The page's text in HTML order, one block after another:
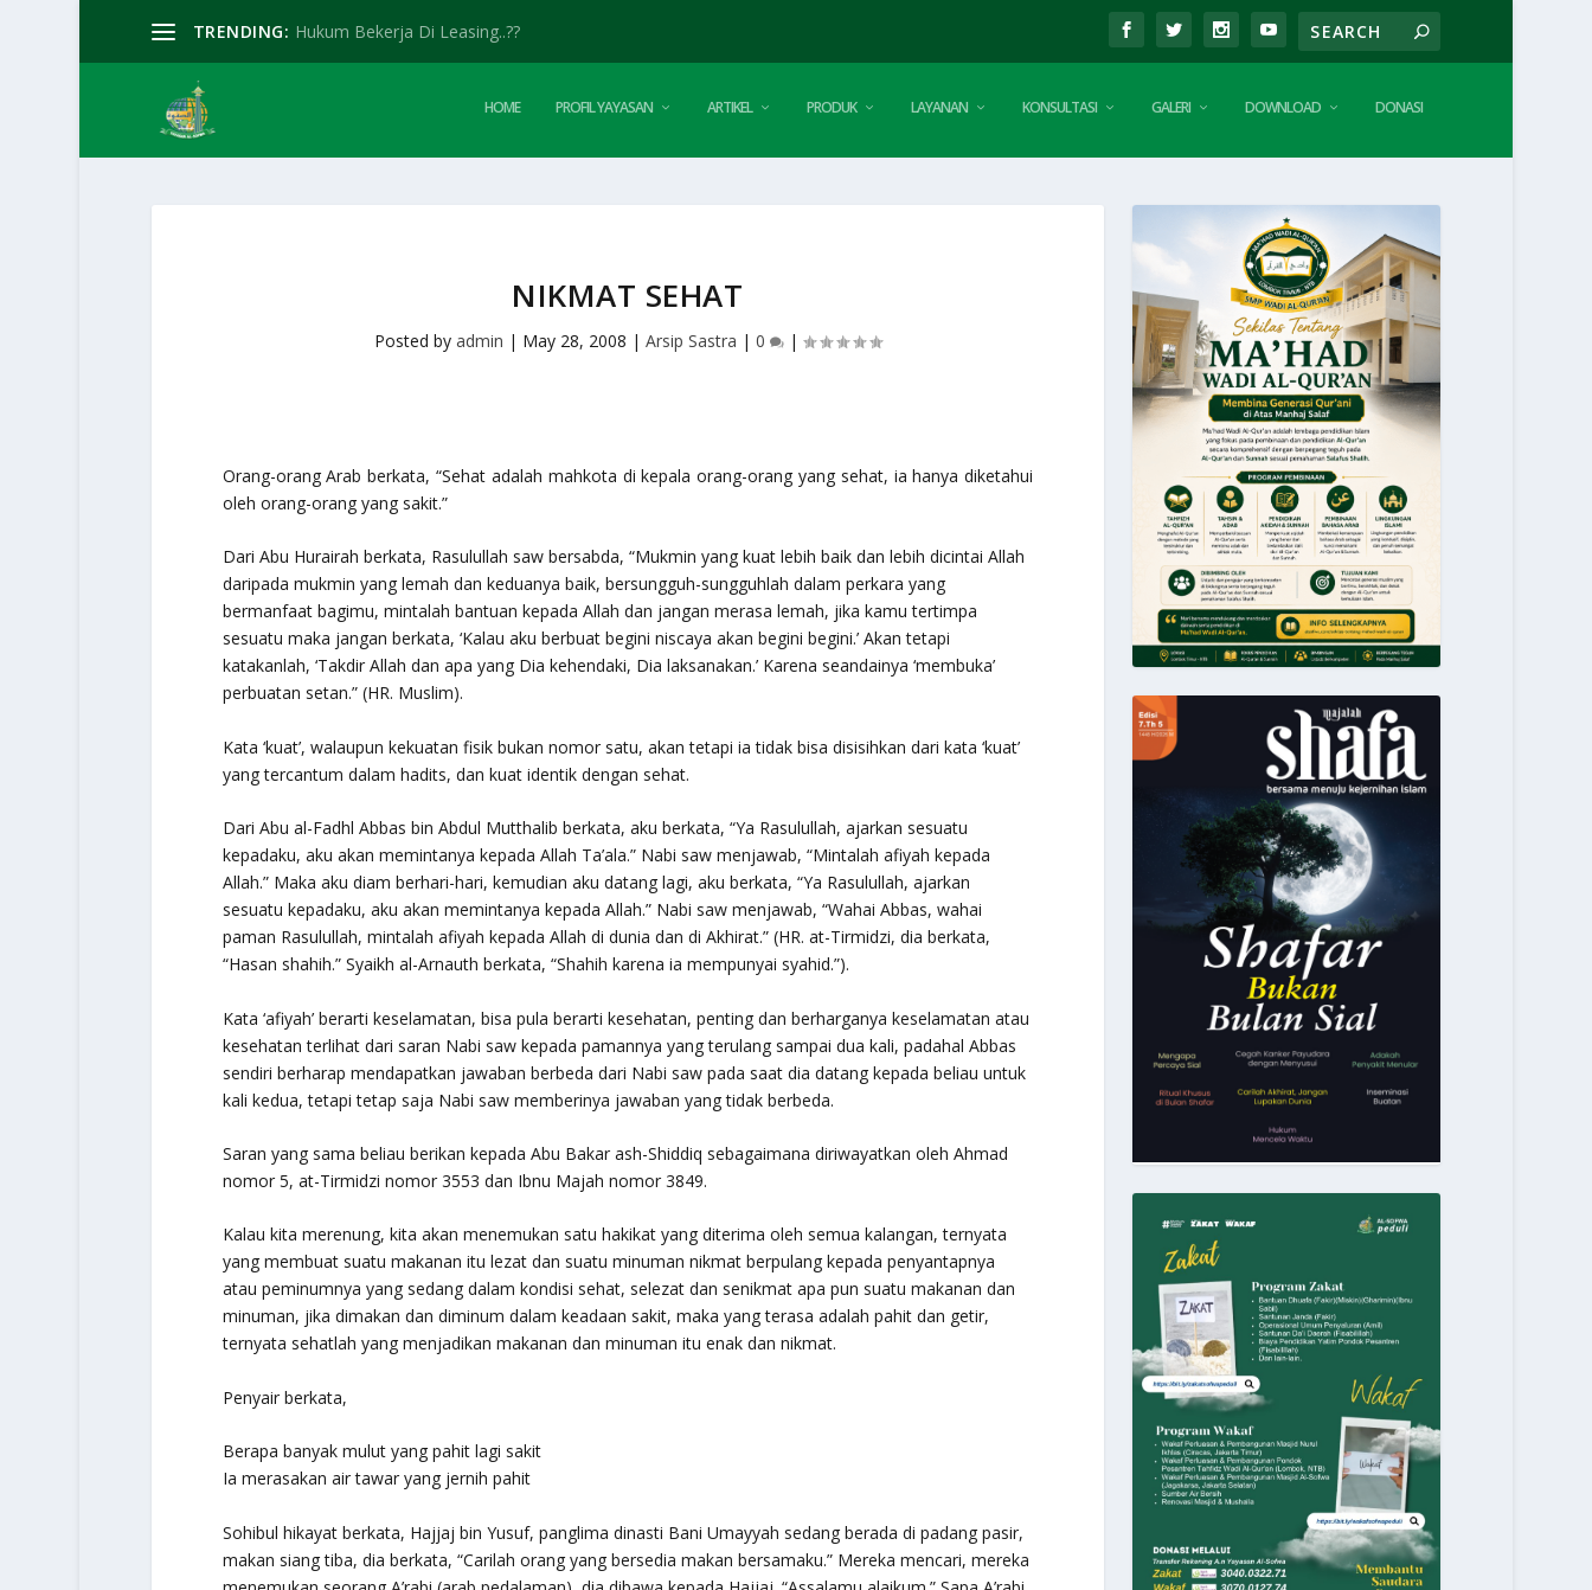
TRENDING: Hukum Bekerja Di Leasing..??
HOME PROFIL YAYASAN ARTIKEL PRODUK LAYANAN KONSULTASI GALERI DOWNLOAD DONASI
NIKMAT SEHAT
Posted by admin | May 28, 2008 | Arsip Sastra | 0 |
Orang-orang Arab berkata, “Sehat adalah mahkota di kepala orang-orang yang sehat, ia hanya diketahui
oleh orang-orang yang sakit.”
Dari Abu Hurairah berkata, Rasulullah saw bersabda, “Mukmin yang kuat lebih baik dan lebih dicintai Allah
daripada mukmin yang lemah dan keduanya baik, bersungguh-sungguhlah dalam perkara yang
bermanfaat bagimu, mintalah bantuan kepada Allah dan jangan merasa lemah, jika kamu tertimpa
sesuatu maka jangan berkata, ‘Kalau aku berbuat begini niscaya akan begini begini.’ Akan tetapi
katakanlah, ‘Takdir Allah dan apa yang Dia kehendaki, Dia laksanakan.’ Karena seandainya ‘membuka’
perbuatan setan.”(HR. Muslim).
Kata ‘kuat’, walaupun kekuatan fisik bukan nomor satu, akan tetapi ia tidak bisa disisihkan dari kata ‘kuat’
yang tercantum dalam hadits, dan kuat identik dengan sehat.
Dari Abu al-Fadhl Abbas bin Abdul Mutthalib berkata, aku berkata, “Ya Rasulullah, ajarkan sesuatu
kepadaku, aku akan memintanya kepada Allah Ta’ala.” Nabi saw menjawab, “Mintalah afiyah kepada
Allah.”Maka aku diam berhari-hari, kemudian aku datang lagi, aku berkata, “Ya Rasulullah, ajarkan
sesuatu kepadaku, aku akan memintanya kepada Allah.” Nabi saw menjawab, “Wahai Abbas, wahai
paman Rasulullah, mintalah afiyah kepada Allah di dunia dan di Akhirat.”(HR. at-Tirmidzi, dia berkata,
“Hasan shahih.” Syaikh al-Arnauth berkata, “Shahih karena ia mempunyai syahid.”).
Kata ‘afiyah’berarti keselamatan, bisa pula berarti kesehatan, penting dan berharganya keselamatan atau
kesehatan terlihat dari saran Nabi saw kepada pamannya yang terulang sampai dua kali, padahal Abbas
sendiri berharap mendapatkan jawaban berbeda dari Nabi saw pada saat dia datang kepada beliau untuk
kali kedua, tetapi tetap saja Nabi saw memberinya jawaban yang tidak berbeda.
Saran yang sama beliau berikan kepada Abu Bakar ash-Shiddiq sebagaimana diriwayatkan oleh Ahmad
nomor 5, at-Tirmidzi nomor 3553 dan Ibnu Majah nomor 3849.
Kalau kita merenung, kita akan menemukan satu hakikat yang diterima oleh semua kalangan, ternyata
yang membuat suatu makanan itu lezat dan suatu minuman nikmat berpulang kepada penyantapnya
atau peminumnya yang sedang dalam kondisi sehat, selezat dan senikmat apa pun suatu makanan dan
minuman, jika dimakan dan diminum dalam keadaan sakit, maka yang terasa adalah pahit dan getir,
ternyata sehatlah yang menjadikan makanan dan minuman itu enak dan nikmat.
Penyair berkata,
Berapa banyak mulut yang pahit lagi sakit
Ia merasakan air tawar yang jernih pahit
Sohibul hikayat berkata, Hajjaj bin Yusuf, panglima dinasti Bani Umayyah sedang berada di padang pasir,
makan siang tiba, dia berkata, “Carilah orang yang bersedia makan bersamaku.” Mereka mencari, mereka